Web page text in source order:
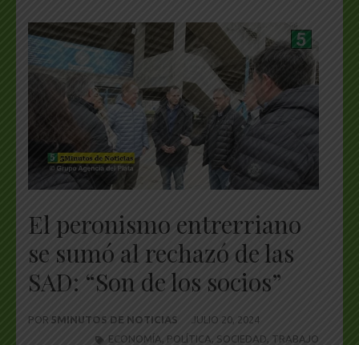
El peronismo entrerriano
se sumó al rechazó de las
SAD: “Son de los socios”
POR 5MINUTOS DE NOTICIAS
JULIO 20, 2024
ECONOMÍA, POLÍTICA, SOCIEDAD , TRABAJO